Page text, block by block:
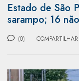
Estado de São
sarampo; 16
(0) COMPARTILHAR